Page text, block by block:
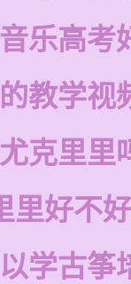
乐高考
教学视
克里里
里好不好
学古筝